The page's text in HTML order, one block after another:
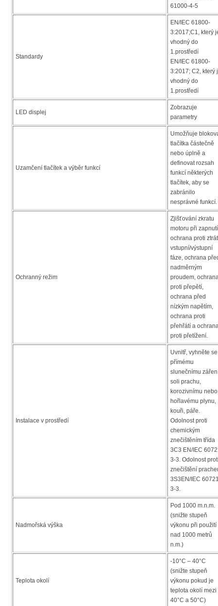
61000-4-5
Standardy
EN/IEC 61800-
3:2017;C1, který
vhodný do
1.prostředí
EN/IEC 61800-
3:2017; C2, který
vhodný do
1.prostředí
LED displej
Zobrazuje
parametry
Uzamčení tlačítek a výběr funkcí
Umožňuje
tlačítka částečně
nebo úplně a
definovat rozsah
funkcí některých
tlačítek, aby se
zabránilo
nesprávné funkcí.
Ochranný režim
Zjišťování zkratu
motoru při
ochrana proti
vstupní/výstupní
fáze, ochrana
nadměrným
proudem,
proti přepětí,
ochrana před
nízkým napětím,
ochrana proti
přehřátí a
proti přetížení.
Instalace v prostředí
Uvnitř, vyhněte se
přímému
slunečnímu
soli prachu,
korozivnímu nebo
hořlavému plynu,
kouři, páře.
Odolnost proti
chemickým
znečištěním třída
3C3 EN/IEC
3-3. Odolnost
znečištění
3S3EN/IEC
3-3.
Nadmořská výška
Pod 1000 m.n.m.
(snižte stupeň
výkonu při použití
nad 1000 metrů
n.m.)
Teplota okolí
-10°C – 40°C
(snižte stupeň
výkonu pokud je
teplota okolí mezi
40°C a 50°C)